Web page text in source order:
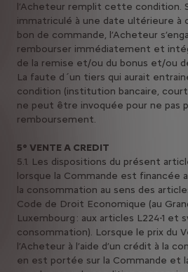
l’Acheteur remplit cette condition.
immatriculé à une date ultérieure à
bon de commande, l’Acheteur
rembourser immédiatement et
de la remise et/ou du bonus et/ou
La faute d´un tiers qui aurait
condition (institution bancaire,
ne peut être invoquée pour ne pas
remboursement.
5° VENTE A CREDIT
5.1. Les dispositions du présent
lorsque la Commande est financée
la consommation au sens des
Code de Droit Economique (au
Luxembourg : aux articles L224-1 et
consommation). Lorsque le prix du
l’Acheteur à l’aide d’un crédit à la
en est portée sur la Commande et